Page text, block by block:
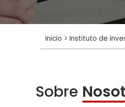
Inicio > Instituto de
Sobre